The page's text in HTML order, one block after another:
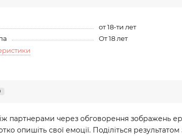
от 18-ти лет
От 18 лет
партнерами через обговорення зображень
опишіть свої емоції. Поділіться